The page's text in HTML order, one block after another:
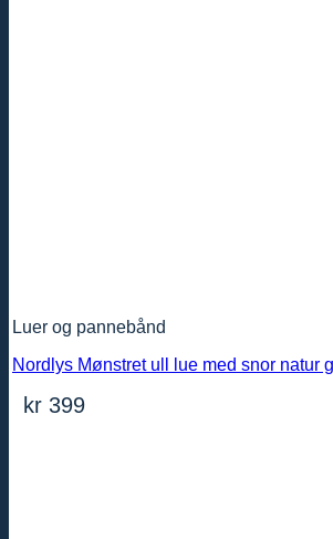
Luer og pannebånd
Nordlys Mønstret ull lue med snor natur
kr 399